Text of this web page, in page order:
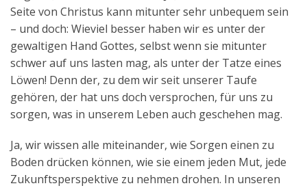
Seite von Christus kann mitunter sehr unbequem sein
– und doch: Wieviel besser haben wir es unter der
gewaltigen Hand Gottes, selbst wenn sie mitunter
schwer auf uns lasten mag, als unter der Tatze eines
Löwen! Denn der, zu dem wir seit unserer Taufe
gehören, der hat uns doch versprochen, für uns zu
sorgen, was in unserem Leben auch geschehen mag.
Ja, wir wissen alle miteinander, wie Sorgen einen zu
Boden drücken können, wie sie einem jeden Mut, jede
Zukunftsperspektive zu nehmen drohen. In unseren